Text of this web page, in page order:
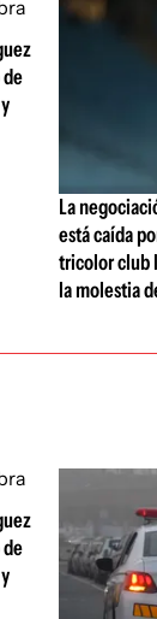
La
está caída
tricolor club
la molestia